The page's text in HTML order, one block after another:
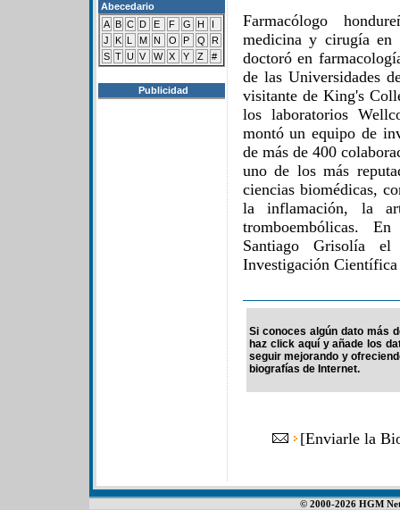
Abecedario
A B C D E F G H
I
J
K L M N O P Q
R
S T U V W X Y Z #
Publicidad
Farmacólogo
medicina y cirugía
doctoró en
de las Universidades
visitante de King's
los laboratorios
montó un equipo de
de más de 400
uno de los más
ciencias biomédicas,
la inflamación, la
tromboembólicas.
Santiago Grisolía
Investigación
Si conoces algún dato más
haz click aquí y añade los
seguir mejorando y
biografías de Internet.
[Enviarle la
© 2000-2026 HGM